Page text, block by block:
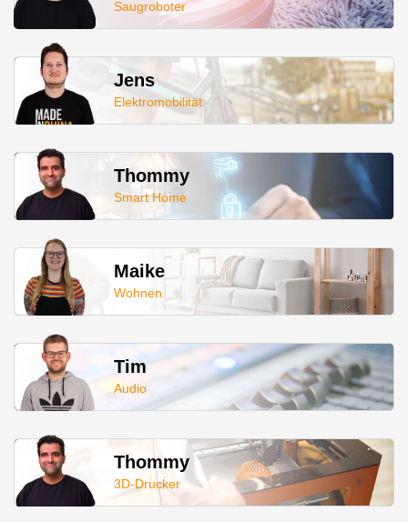
Saugroboter
Jens
Elektromobilität
Thommy
Smart Home
Maike
Wohnen
Tim
Audio
Thommy
3D-Drucker